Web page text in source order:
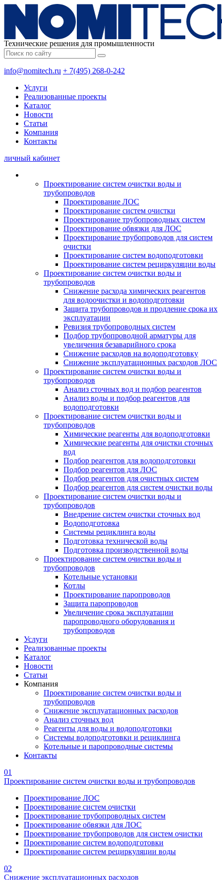
Технические решения для промышленности
info@nomitech.ru + 7(495) 268-0-242
Услуги
Реализованные проекты
Каталог
Новости
Статьи
Компания
Контакты
личный кабинет
Проектирование систем очистки воды и
трубопроводов
Проектирование ЛОС
Проектирование систем очистки
Проектирование трубопроводных систем
Проектирование обвязки для ЛОС
Проектирование трубопроводов для систем
очистки
Проектирование систем водоподготовки
Проектирование систем рециркуляции воды
Проектирование систем очистки воды и
трубопроводов
Снижение расхода химических реагентов
для водоочистки и водоподготовки
Защита трубопроводов и продление срока их
эксплуатации
Ревизия трубопроводных систем
Подбор трубопроводной арматуры для
увеличения безаварийного срока
Снижение расходов на водоподготовку
Снижение эксплуатационных расходов ЛОС
Проектирование систем очистки воды и
трубопроводов
Анализ сточных вод и подбор реагентов
Анализ воды и подбор реагентов для
водоподготовки
Проектирование систем очистки воды и
трубопроводов
Химические реагенты для водоподготовки
Химические реагенты для очистки сточных
вод
Подбор реагентов для водоподготовки
Подбор реагентов для ЛОС
Подбор реагентов для очистных систем
Подбор реагентов для систем очистки воды
Проектирование систем очистки воды и
трубопроводов
Внедрение систем очистки сточных вод
Водоподготовка
Системы рециклинга воды
Подготовка технической воды
Подготовка производственной воды
Проектирование систем очистки воды и
трубопроводов
Котельные установки
Котлы
Проектирование паропроводов
Защита паропроводов
Увеличение срока эксплуатации
паропроводного оборудования и
трубопроводов
Услуги
Реализованные проекты
Каталог
Новости
Статьи
Компания
Проектирование систем очистки воды и
трубопроводов
Снижение эксплуатационных расходов
Анализ сточных вод
Реагенты для воды и водоподготовки
Системы водоподготовки и рециклинга
Котельные и паропроводные системы
Контакты
01
Проектирование систем очистки воды и трубопроводов
Проектирование ЛОС
Проектирование систем очистки
Проектирование трубопроводных систем
Проектирование обвязки для ЛОС
Проектирование трубопроводов для систем очистки
Проектирование систем водоподготовки
Проектирование систем рециркуляции воды
02
Снижение эксплуатационных расходов